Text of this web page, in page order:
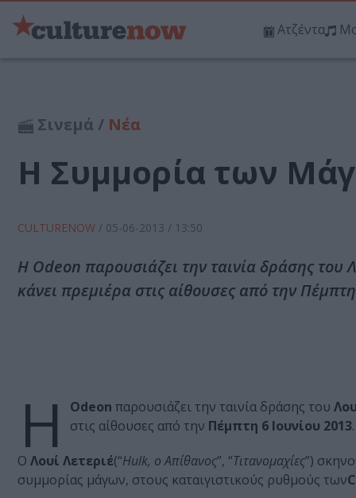
Ατζέντα
Σινεμά / Νέα
Η Συμμορία των
CULTURENOW / 05-06-2013 / 13:50
Η Odeon παρουσιάζει την ταινία δράσης του
κάνει πρεμιέρα στις αίθουσες από την
Η Odeon παρουσιάζει την ταινία δράσης του
στις αίθουσες από την Πέμπτη 6 Ιουνίου 2013.
O Λουί Λετεριέ(“Hulk, ο Απίθανος”, “Τιτανομαχίες”)
συμμορίας μάγων, στους καταιγιστικούς ρυθμούς των